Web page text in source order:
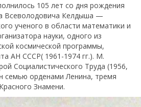
105 лет со дня рождения
Всеволодовича Келдыша —
ученого в области математики и
науки, одного из
космической программы,
АН СССР( 1961-1974 гг.). М.
Социалистического Труда (1956,
семью орденами Ленина, тремя
Знамени.